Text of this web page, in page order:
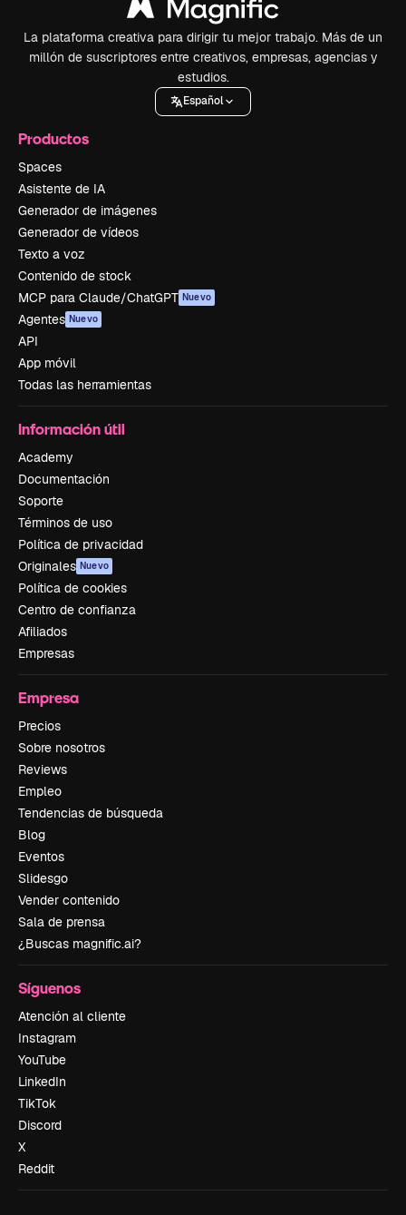
La plataforma creativa para dirigir tu mejor trabajo. Más de un
millón de suscriptores entre creativos, empresas, agencias y
estudios.
Español
Productos
Spaces
Asistente de IA
Generador de imágenes
Generador de vídeos
Texto a voz
Contenido de stock
MCP para Claude/ChatGPT Nuevo
Agentes Nuevo
API
App móvil
Todas las herramientas
Información útil
Academy
Documentación
Soporte
Términos de uso
Política de privacidad
Originales Nuevo
Política de cookies
Centro de confianza
Afiliados
Empresas
Empresa
Precios
Sobre nosotros
Reviews
Empleo
Tendencias de búsqueda
Blog
Eventos
Slidesgo
Vender contenido
Sala de prensa
¿Buscas magnific.ai?
Síguenos
Atención al cliente
Instagram
YouTube
LinkedIn
TikTok
Discord
X
Reddit